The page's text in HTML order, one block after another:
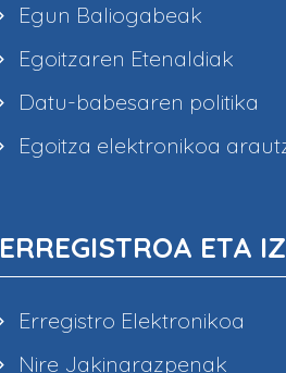
Egun Baliogabeak
Egoitzaren Etenaldiak
Datu-babesaren politika
Egoitza elektronikoa
ERREGISTROA ETA
Erregistro Elektronikoa
Nire Jakinarazpenak